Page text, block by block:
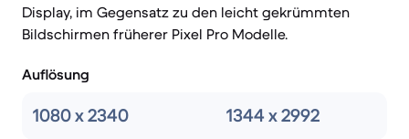
Display, im Gegensatz zu den leicht gekrümmten
Bildschirmen früherer Pixel Pro Modelle.
Auflösung
1080 x 2340 1344 x 2992